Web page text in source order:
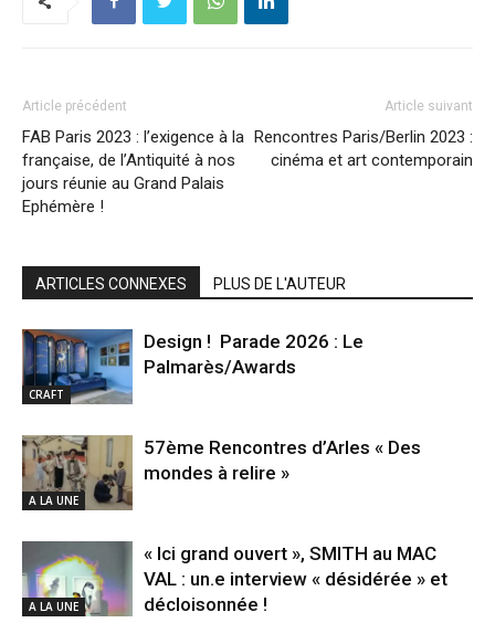
Article précédent
FAB Paris 2023 : l’exigence à la
française, de l’Antiquité à nos
jours réunie au Grand Palais
Ephémère !
Article suivant
Rencontres Paris/Berlin 2023 :
cinéma et art contemporain
ARTICLES CONNEXES PLUS DE L'AUTEUR
CRAFT
Design ! Parade 2026 : Le
Palmarès/Awards
A LA UNE
57ème Rencontres d’Arles « Des
mondes à relire »
A LA UNE
« Ici grand ouvert », SMITH au MAC
VAL : un.e interview « désidérée » et
décloisonnée !